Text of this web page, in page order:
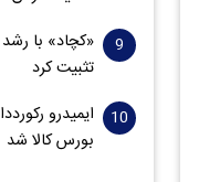
تثبیت کرد
ایمیدرو
بورس کالا شد